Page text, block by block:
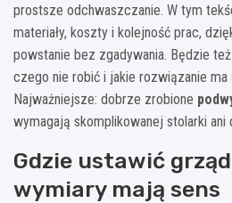
prostsze odchwaszczanie. W tym
materiały, koszty i kolejność prac,
powstanie bez zgadywania. Będzie
czego nie robić i jakie rozwiązanie ma
Najważniejsze: dobrze zrobione
wymagają skomplikowanej stolarki ani
Gdzie ustawić
wymiary mają sens